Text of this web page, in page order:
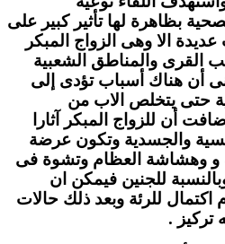
بظاهرة لها تأثير كبير على
الا وهى الزواج المبكر
القرى والمناطق الشعبية
هناك أسباب تؤدى إلى
حتى يتخلص الاب من
أن للزواج المبكر آثارا
والجسدية وتكون عرضة
و وهشاشة العظام وتشوة فى
للجنين فيمكن ان
للرئة وبعد ذلك حالات
تركيز .